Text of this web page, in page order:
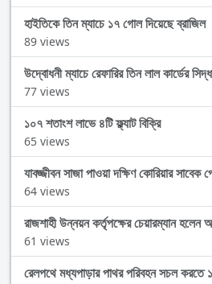
হাইতিকে তিন ম্যাচে ১৭ গোল দিয়েছে ব্রাজিল
89 views
উদ্বোধনী ম্যাচে রেফারির তিন লাল কার্ডের
77 views
১০৭ শতাংশ লাভে ৪টি ফ্ল্যাট বিক্রি
65 views
যাবজ্জীবন সাজা পাওয়া দক্ষিণ কোরিয়ার সাবেক
64 views
রাজশাহী উন্নয়ন কর্তৃপক্ষের চেয়ারম্যান
61 views
রেলপথে মধ্যপাড়ার পাথর পরিবহন সচল করতে